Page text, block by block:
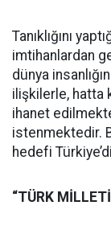
Tanıklığını
imtihanlardan
dünya
ilişkilerle, hatta
ihanet
istenmektedir.
hedefi
“TÜRK